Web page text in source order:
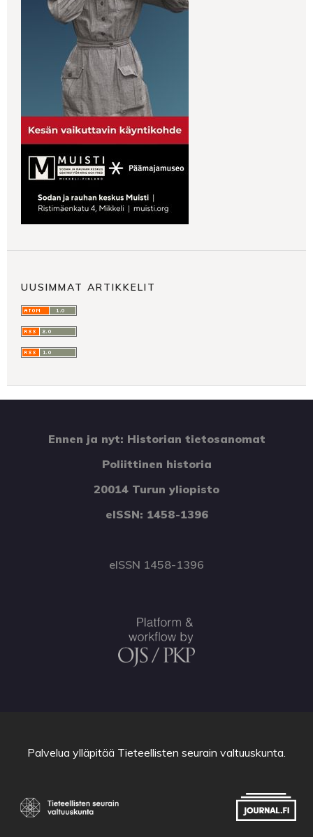
UUSIMMAT ARTIKKELIT
Ennen ja nyt: Historian tietosanomat
Poliittinen historia
20014 Turun yliopisto
eISSN: 1458-1396
eISSN 1458-1396
Palvelua ylläpitää Tieteellisten seurain valtuuskunta.